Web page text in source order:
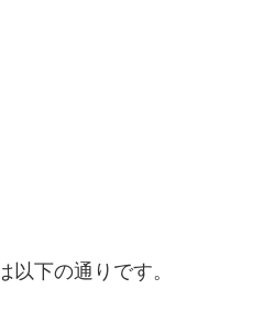
下の通りです。